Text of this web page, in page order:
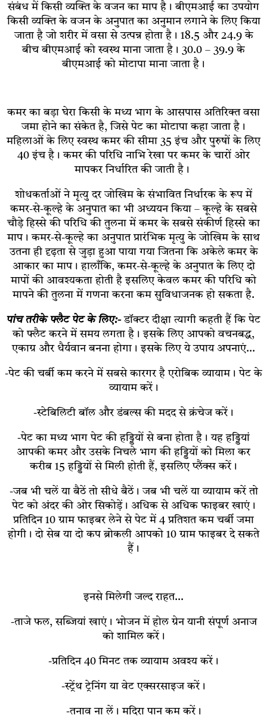
संबंध में किसी व्यक्ति के वजन का माप है। बीएमआई का उपयोग
किसी व्यक्ति के वजन के अनुपात का अनुमान लगाने के लिए किया
जाता है जो शरीर में वसा से उत्पन्न होता है। 18.5 और 24.9 के
बीच बीएमआई को स्वस्थ माना जाता है। 30.0 – 39.9 के
बीएमआई को मोटापा माना जाता है।
कमर का बड़ा घेरा किसी के मध्य भाग के आसपास अतिरिक्त वसा
जमा होने का संकेत है, जिसे पेट का मोटापा कहा जाता है।
महिलाओं के लिए स्वस्थ कमर की सीमा 35 इंच और पुरुषों के लिए
40 इंच है। कमर की परिधि नाभि रेखा पर कमर के चारों ओर
मापकर निर्धारित की जाती है।
शोधकर्ताओं ने मृत्यु दर जोखिम के संभावित निर्धारक के रूप में
कमर-से-कूल्हे के अनुपात का भी अध्ययन किया – कूल्हे के सबसे
चौड़े हिस्से की परिधि की तुलना में कमर के सबसे संकीर्ण हिस्से का
माप। कमर-से-कूल्हे का अनुपात प्रारंभिक मृत्यु के जोखिम के साथ
उतना ही दृढ़ता से जुड़ा हुआ पाया गया जितना कि अकेले कमर के
आकार का माप। हालाँकि, कमर-से-कूल्हे के अनुपात के लिए दो
मापों की आवश्यकता होती है इसलिए केवल कमर की परिधि को
मापने की तुलना में गणना करना कम सुविधाजनक हो सकता है.
पांच तरीके फ्लैट पेट के लिए:-डॉक्टर दीक्षा त्यागी कहती हैं कि पेट
को फ्लैट करने में समय लगता है। इसके लिए आपको वचनबद्ध,
एकाग्र और धैर्यवान बनना होगा। इसके लिए ये उपाय अपनाएं…
-पेट की चर्बी कम करने में सबसे कारगर है एरोबिक व्यायाम। पेट के
व्यायाम करें।
-स्टेबिलिटी बॉल और डंबल्स की मदद से क्रंचेज करें।
-पेट का मध्य भाग पेट की हड्डियों से बना होता है। यह हड्डियां
आपकी कमर और उसके निचले भाग की हड्डियों को मिला कर
करीब 15 हड्डियों से मिली होती हैं, इसलिए प्लैंक्स करें।
-जब भी चलें या बैठें तो सीधे बैठें। जब भी चलें या व्यायाम करें तो
पेट को अंदर की ओर सिकोड़ें। अधिक से अधिक फाइबर खाएं।
प्रतिदिन 10 ग्राम फाइबर लेने से पेट में 4 प्रतिशत कम चर्बी जमा
होगी। दो सेब या दो कप ब्रोकली आपको 10 ग्राम फाइबर दे सकते
हैं।
इनसे मिलेगी जल्द राहत…
-ताजे फल, सब्जियां खाएं। भोजन में होल ग्रेन यानी संपूर्ण अनाज
को शामिल करें।
-प्रतिदिन 40 मिनट तक व्यायाम अवश्य करें।
-स्ट्रेंथ ट्रेनिंग या वेट एक्सरसाइज करें।
-तनाव ना लें। मदिरा पान कम करें।